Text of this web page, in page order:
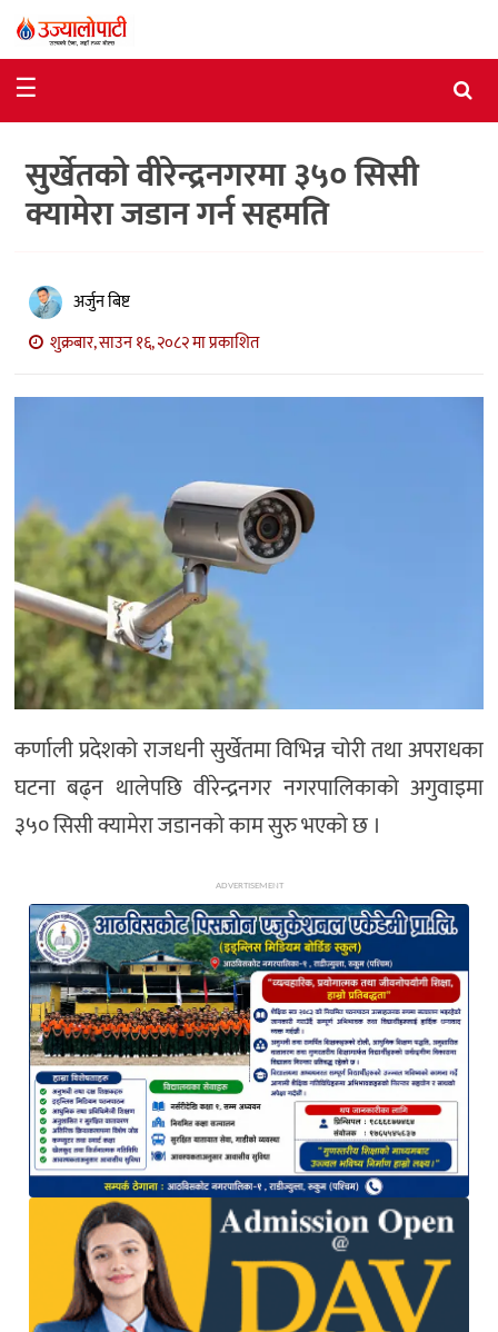
राजनीति
विशेष
आर्थिक
अन्तर्वार्ता
मनोरञ्जन
विज्ञान
अन्य
☰
सुर्खेतको वीरेन्द्रनगरमा ३५० सिसी
क्यामेरा जडान गर्न सहमति
अर्जुन बिष्ट
शुक्रबार, साउन १६, २०८२ मा प्रकाशित
कर्णाली प्रदेशको राजधनी सुर्खेतमा विभिन्न चोरी तथा अपराधका
घटना बढ्न थालेपछि वीरेन्द्रनगर नगरपालिकाको अगुवाइमा
३५० सिसी क्यामेरा जडानको काम सुरु भएको छ ।
ADVERTISEMENT